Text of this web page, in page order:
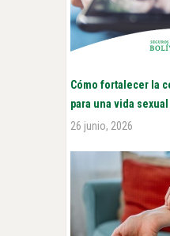
Cómo fortalecer la
para una vida
26 junio, 2026